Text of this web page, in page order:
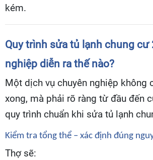
kém.
Quy trình sửa tủ lạnh chung
nghiệp diễn ra thế nào?
Một dịch vụ chuyên nghiệp không
xong, mà phải rõ ràng từ đầu đến
quy trình chuẩn khi sửa tủ lạnh
Kiểm tra tổng thể – xác định đúng
Thợ sẽ: